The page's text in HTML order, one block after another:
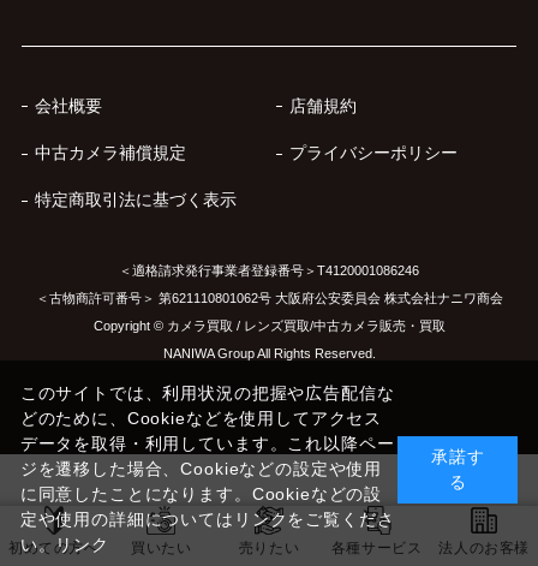
初めての方へ 買いたい 売りたい 各種サービス 法人のお客様
会社概要 店舗規約
中古カメラ補償規定 プライバシーポリシー
特定商取引法に基づく表示
＜適格請求発行事業者登録番号＞T4120001086246
＜古物商許可番号＞ 第621110801062号 大阪府公安委員会 株式会社ナニワ商会
Copyright © カメラ買取 / レンズ買取/中古カメラ販売・買取
NANIWA Group All Rights Reserved.
このサイトでは、利用状況の把握や広告配信な
どのために、Cookieなどを使用してアクセス
データを取得・利用しています。これ以降ペー
ジを遷移した場合、Cookieなどの設定や使用
に同意したことになります。Cookieなどの設
定や使用の詳細についてはリンクをご覧くださ
い。リンク
承諾す
る